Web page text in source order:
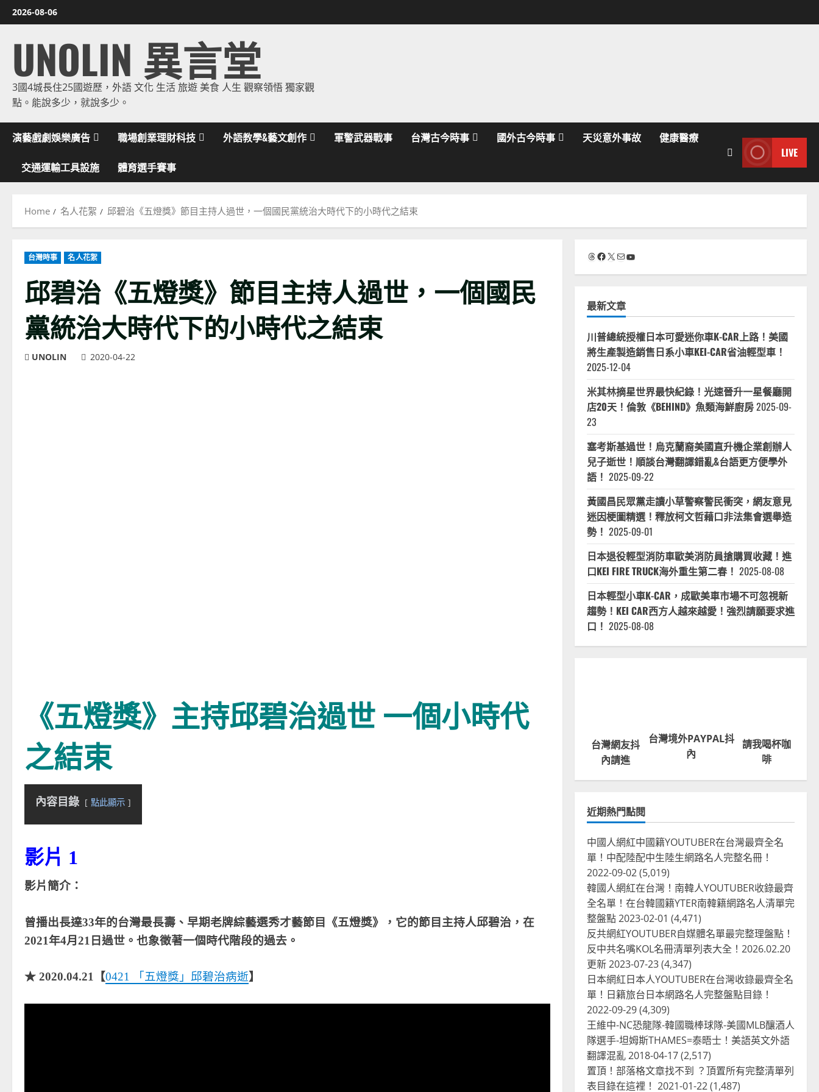
Skip
to
2026-08-06
UNOLIN 異言堂
3國4城長住25國遊歷，外語 文化 生活 旅遊 美食 人生 觀察領悟 獨家觀
點。能說多少，就說多少。
演藝戲劇娛樂廣告 職場創業理財科技 外語教學&藝文創作 軍警武器戰事 台灣古今時事 國外古今時事 天災意外事故 健康醫療
交通運輸工具設施 體育選手賽事
LIVE
Home 名人花絮 邱碧治《五燈獎》節目主持人過世，一個國民黨統治大時代下的小時代之結束
台灣時事 名人花絮
邱碧治《五燈獎》節目主持人過世，一個國民
黨統治大時代下的小時代之結束
UNOLIN 2020-04-22
《五燈獎》主持邱碧治過世 一個小時代
之結束
內容目錄 點此顯示
影片 1
影片簡介：
曾播出長達33年的台灣最長壽 、 早期老牌綜藝選秀才藝節目《五燈獎》，它的節目主持人邱碧治，在
2021年4月21日過世。也象徵著一個時代階段的過去。
★ 2020.04.21【0421 「五燈獎」邱碧治病逝】
Threads
Facebook
X 電子郵件YouTube
最新文章
川普總統授權日本可愛迷你車K-CAR上路！美國
將生產製造銷售日系小車KEI-CAR省油輕型車！
2025-12-04
米其林摘星世界最快紀錄！光速晉升一星餐廳開
店20天！倫敦《BEHIND》魚類海鮮廚房2025-09-
23
塞考斯基過世！烏克蘭裔美國直升機企業創辦人
兒子逝世！順談台灣翻譯錯亂&台語更方便學外
語！ 2025-09-22
黃國昌民眾黨走讀小草警察警民衝突，網友意見
迷因梗圖精選！釋放柯文哲藉口非法集會選舉造
勢！ 2025-09-01
日本退役輕型消防車歐美消防員搶購買收藏！進
口KEI FIRE TRUCK海外重生第二春！ 2025-08-08
日本輕型小車K-CAR，成歐美車市場不可忽視新
趨勢！KEI CAR西方人越來越愛！強烈請願要求進
口！ 2025-08-08
台灣網友抖
內請進
台灣境外PAYPAL抖
內
請我喝杯咖
啡
近期熱門點閱
中國人網紅中國籍YOUTUBER在台灣最齊全名
單！中配陸配中生陸生網路名人完整名冊！
2022-09-02(5,019)
韓國人網紅在台灣！南韓人YOUTUBER收錄最齊
全名單！在台韓國籍YTER南韓籍網路名人清單完
整盤點2023-02-01 (4,471)
反共網紅YOUTUBER自媒體名單最完整理盤點！
反中共名嘴KOL名冊清單列表大全！2026.02.20
更新2023-07-23(4,347)
日本網紅日本人YOUTUBER在台灣收錄最齊全名
單！日籍旅台日本網路名人完整盤點目錄！
2022-09-29(4,309)
王維中-NC恐龍隊-韓國職棒球隊-美國MLB釀酒人
隊選手-坦姆斯THAMES=泰晤士！美語英文外語
翻譯混亂2018-04-17(2,517)
置頂！部落格文章找不到 ？頂置所有完整清單列
表目錄在這裡！ 2021-01-22(1,487)
台灣餐飲在全球 尚未分類
奧地利人愛喝珍奶、波霸奶茶
奧地利愛瘋、珍珠奶茶門市顧
客大排長龍